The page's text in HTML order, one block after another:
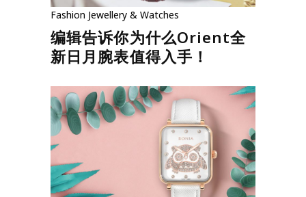
编辑告诉你为什么Orient全
新日月腕表值得入手！